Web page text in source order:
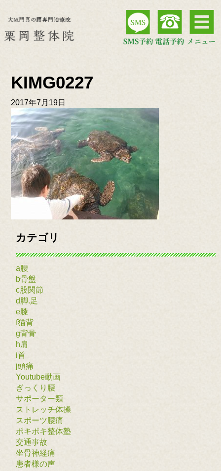
KIMG0227
2017年7月19日
カテゴリ
a腰
b骨盤
c股関節
d脚.足
e膝
f猫背
g背骨
h肩
i首
j頭痛
Youtube動画
ぎっくり腰
サポーター類
ストレッチ体操
スポーツ腰痛
ポキポキ整体塾
交通事故
坐骨神経痛
患者様の声